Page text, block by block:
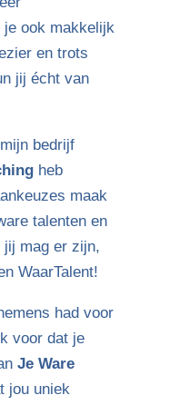
ook makkelijk
en trots
jij écht van
bedrijf
heb
maak
talenten en
jij mag er zijn,
WaarTalent!
had voor
voor dat je
Je Ware
jou uniek